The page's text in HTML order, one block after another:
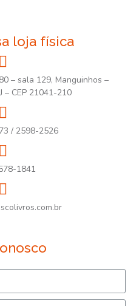
loja física
– sala 129, Manguinhos –
– CEP 21041-210
/ 2598-2526
1841